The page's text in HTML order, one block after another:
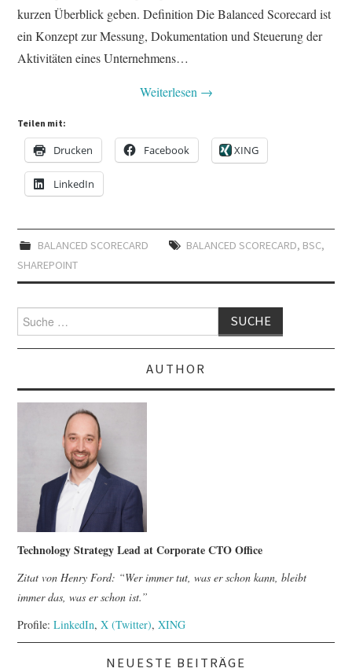
kurzen Überblick geben. Definition Die Balanced Scorecard ist
ein Konzept zur Messung, Dokumentation und Steuerung der
Aktivitäten eines Unternehmens…
Weiterlesen →
Teilen mit:
Drucken Facebook XING
LinkedIn
BALANCED SCORECARD BALANCED SCORECARD, BSC,
SHAREPOINT
Suche
nach:
AUTHOR
Technology Strategy Lead at Corporate CTO Office
Zitat von Henry Ford: “Wer immer tut, was er schon kann, bleibt
immer das, was er schon ist.”
Profile:LinkedIn,X (Twitter),XING
NEUESTE BEITRÄGE